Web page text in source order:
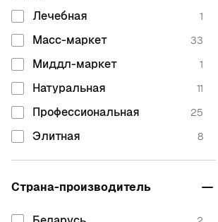
D
Depot
1
Dikson 1
Emmebi Italia
Estel Professional 6
G
Лечебная 1
Масс-маркет 33
Миддл-маркет 1
Натуральная 11
Профессиональная 25
Элитная 8
Страна-производитель